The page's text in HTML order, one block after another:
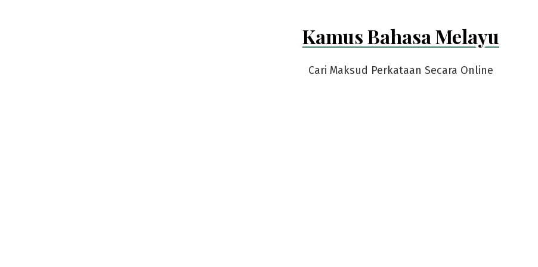
Kamus Bahasa Melayu
Cari Maksud Perkataan Secara Online